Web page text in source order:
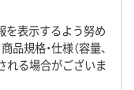
を表示するよう努め
規格・仕様（容量、
れる場合がございま